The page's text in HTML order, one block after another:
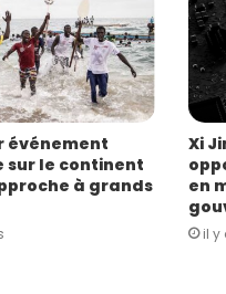
événement
sur le continent
à grands
Xi
en
il y